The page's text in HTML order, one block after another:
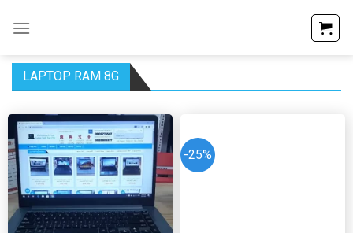
LAPTOP RAM 8G
-25%